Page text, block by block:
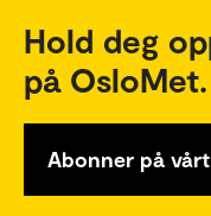
Hold deg
på OsloMet.
Abonner på